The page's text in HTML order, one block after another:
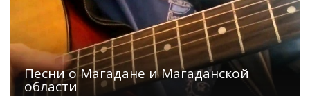
Песни о Магадане и Магаданской
области